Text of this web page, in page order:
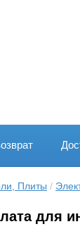
Плиты /
для